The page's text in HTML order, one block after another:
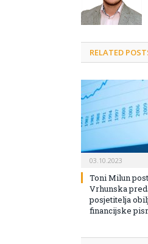
RELATED
03.10.2023
Toni Milun
Vrhunska
posjetitelja
financijske